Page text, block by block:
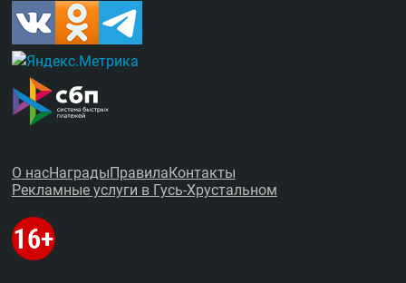
О насНаграды Правила Контакты
Рекламные услуги в Гусь-Хрустальном